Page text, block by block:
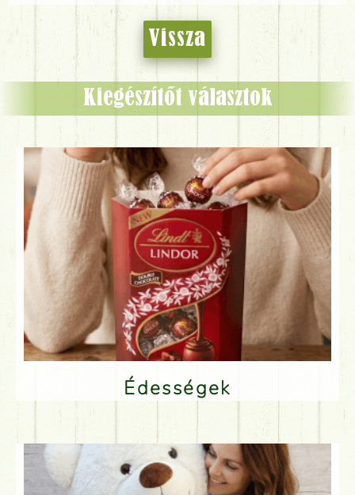
Vissza
Kiegészítőt választok
Édességek